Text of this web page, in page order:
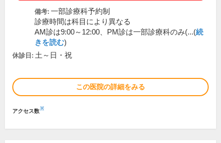
備考: 一部診療科予約制
診療時間は科目により異なる
AM診は9:00～12:00、PM診は一部診療科のみ(...(続
きを読む)
休診日: 土～日・祝
この医院の詳細をみる
アクセス数※